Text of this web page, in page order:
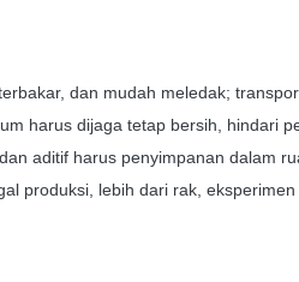
dan mudah meledak;
harus dijaga tetap bersih, hindari
aditif harus penyimpanan dalam
lebih dari rak,